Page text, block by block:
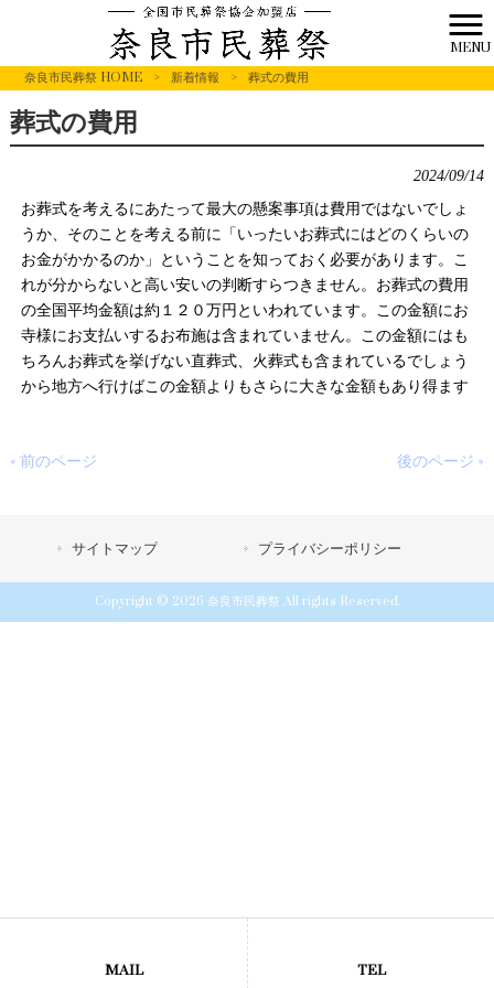
MENU
奈良市民葬祭 HOME
> 新着情報 > 葬式の費用
葬式の費用
2024/09/14
お葬式を考えるにあたって最大の懸案事項は費用ではないでしょ
うか、そのことを考える前に「いったいお葬式にはどのくらいの
お金がかかるのか」ということを知っておく必要があります。こ
れが分からないと高い安いの判断すらつきません。お葬式の費用
の全国平均金額は約１２０万円といわれています。この金額にお
寺様にお支払いするお布施は含まれていません。この金額にはも
ちろんお葬式を挙げない直葬式、火葬式も含まれているでしょう
から地方へ行けばこの金額よりもさらに大きな金額もあり得ます
« 前のページ 後のページ »
サイトマップ プライバシーポリシー
Copyright © 2026 奈良市民葬祭 All rights Reserved.
MAIL TEL